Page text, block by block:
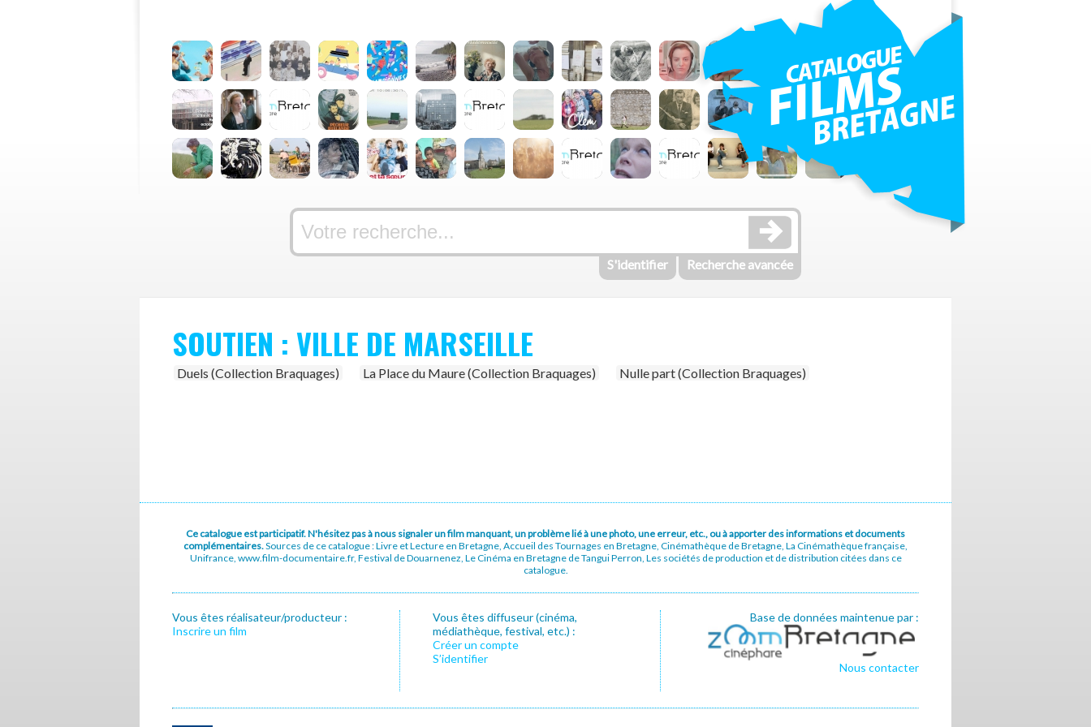
S'identifier Recherche avancée
SOUTIEN : VILLE DE MARSEILLE
Duels (Collection Braquages) La Place du Maure (Collection Braquages) Nulle part (Collection Braquages)
Ce catalogue est participatif. N'hésitez pas à nous signaler un film manquant, un problème lié à une photo, une erreur, etc., ou à apporter des informations et documents
complémentaires.Sources de ce catalogue : Livre et Lecture en Bretagne, Accueil des Tournages en Bretagne, Cinémathèque de Bretagne, La Cinémathèque française,
Unifrance, www.film-documentaire.fr, Festival de Douarnenez, Le Cinéma en Bretagne de Tangui Perron, Les sociétés de production et de distribution citées dans ce
catalogue.
Vous êtes réalisateur/producteur :
Inscrire un film
Vous êtes diffuseur (cinéma,
médiathèque, festival, etc.) :
Créer un compte
S’identifier
Base de données maintenue par :
Nous contacter